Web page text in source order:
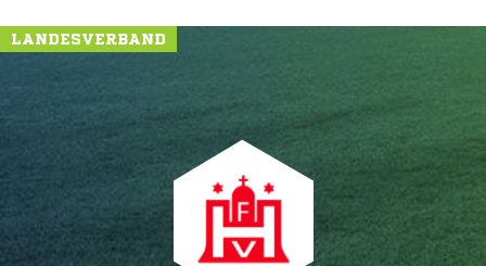
LANDESVERBAND